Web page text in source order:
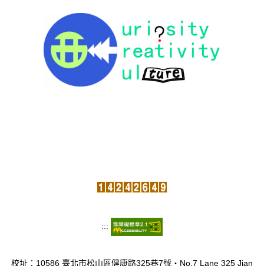
:::
校址：10586 臺北市松山區健康路325巷7號‧No.7 Lane 325 Jian